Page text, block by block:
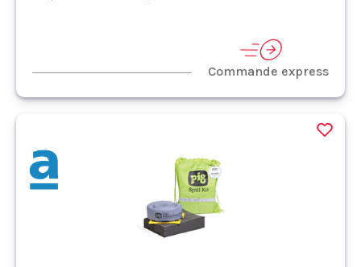
Commande express